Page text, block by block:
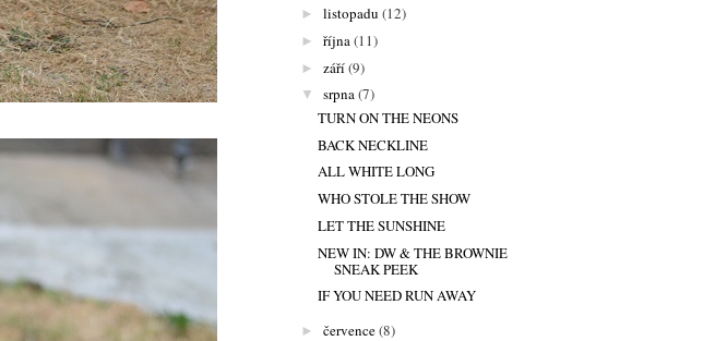
► listopadu (12)
► října(11)
► září(9)
▼ srpna(7)
TURN ON THE NEONS
BACK NECKLINE
ALL WHITE LONG
WHO STOLE THE SHOW
LET THE SUNSHINE
NEW IN: DW & THE BROWNIE
SNEAK PEEK
IF YOU NEED RUN AWAY
► července(8)